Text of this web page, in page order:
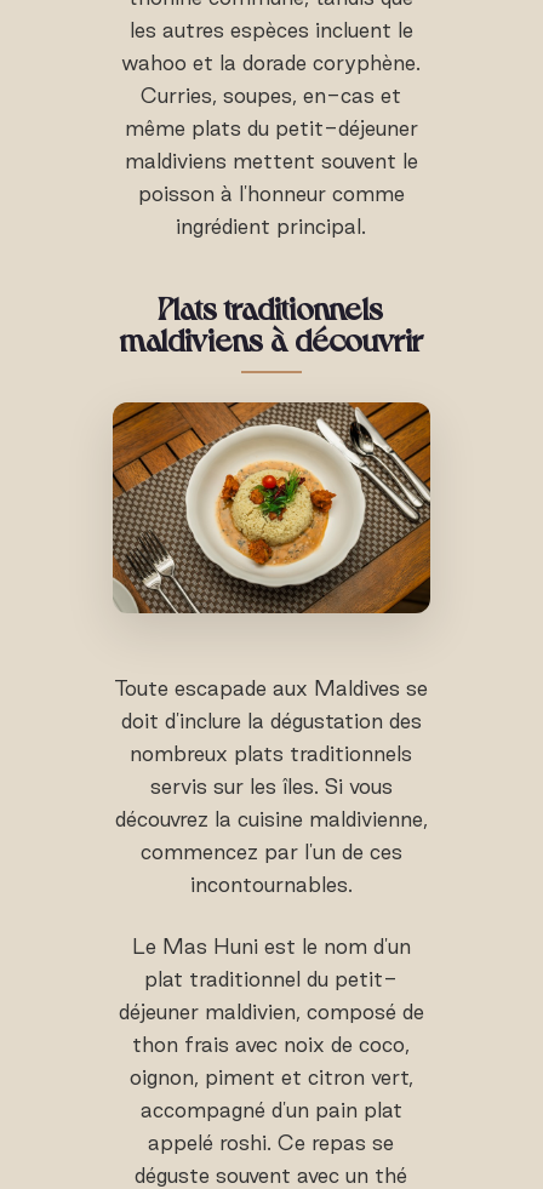
les autres espèces incluent le
wahoo et la dorade coryphène.
Curries, soupes, en-cas et
même plats du petit-déjeuner
maldiviens mettent souvent le
poisson à l'honneur comme
ingrédient principal.
Plats traditionnels
maldiviens à découvrir
Toute escapade aux Maldives se
doit d'inclure la dégustation des
nombreux plats traditionnels
servis sur les îles. Si vous
découvrez la cuisine maldivienne,
commencez par l'un de ces
incontournables.
Le Mas Huni est le nom d'un
plat traditionnel du petit-
déjeuner maldivien, composé de
thon frais avec noix de coco,
oignon, piment et citron vert,
accompagné d'un pain plat
appelé roshi. Ce repas se
déguste souvent avec un thé